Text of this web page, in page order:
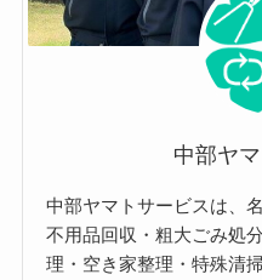
中部ヤ
中部ヤマトサービスは、
不用品回収・粗大ごみ処
理・空き家整理・特殊清